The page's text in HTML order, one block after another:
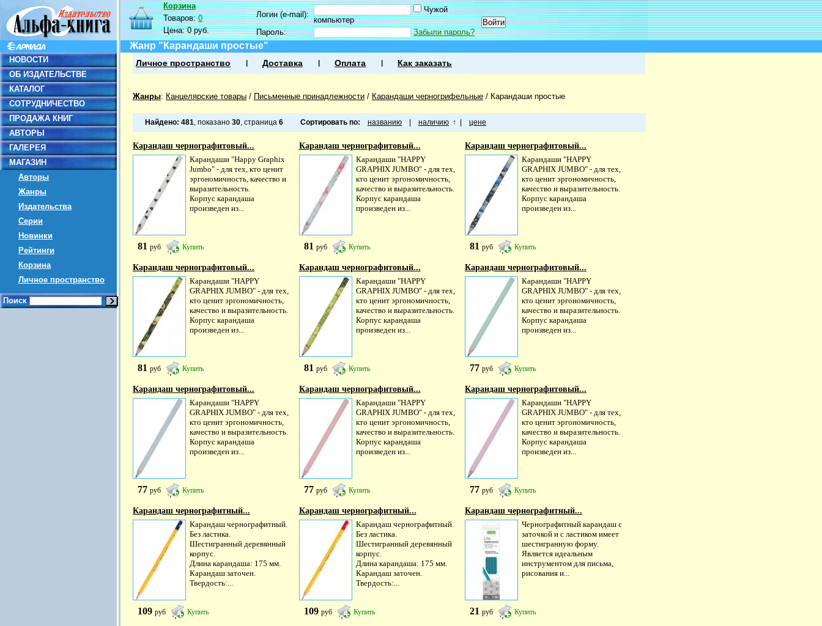
НОВОСТИ
ОБ ИЗДАТЕЛЬСТВЕ
КАТАЛОГ
СОТРУДНИЧЕСТВО
ПРОДАЖА КНИГ
АВТОРЫ
ГАЛЕРЕЯ
МАГАЗИН
Авторы
Жанры
Издательства
Серии
Новинки
Рейтинги
Корзина
Личное пространство
Поиск
Корзина
Товаров:0
Цена:0 руб.
Логин (e-mail):
Чужой
компьютер
Пароль:
Забыли пароль?
Жанр "Карандаши простые"
Личное пространство Доставка Оплата Как заказать
Жанры: Канцелярские товары / Письменные принадлежности / Карандаши черногрифельные / Карандаши простые
Найдено: 481, показано 30, страница 6 Сортировать по: названию наличию ↑ цене
Карандаш чернографитовый...
Карандаши "Happy Graphix
Jumbo" - для тех, кто ценит
эргономичность, качество и
выразительность.
Корпус карандаша
произведен из...
81 руб Купить
Карандаш чернографитовый...
Карандаши "HAPPY
GRAPHIX JUMBO" - для тех,
кто ценит эргономичность,
качество и выразительность.
Корпус карандаша
произведен из...
81 руб Купить
Карандаш чернографитовый...
Карандаши "HAPPY
GRAPHIX JUMBO" - для тех,
кто ценит эргономичность,
качество и выразительность.
Корпус карандаша
произведен из...
81руб Купить
Карандаш чернографитовый...
Карандаши "HAPPY
GRAPHIX JUMBO" - для тех,
кто ценит эргономичность,
качество и выразительность.
Корпус карандаша
произведен из...
81 руб Купить
Карандаш чернографитовый...
Карандаши "HAPPY
GRAPHIX JUMBO" - для тех,
кто ценит эргономичность,
качество и выразительность.
Корпус карандаша
произведен из...
81 руб Купить
Карандаш чернографитовый...
Карандаши "HAPPY
GRAPHIX JUMBO" - для тех,
кто ценит эргономичность,
качество и выразительность.
Корпус карандаша
произведен из...
77руб Купить
Карандаш чернографитовый...
Карандаши "HAPPY
GRAPHIX JUMBO" - для тех,
кто ценит эргономичность,
качество и выразительность.
Корпус карандаша
произведен из...
77 руб Купить
Карандаш чернографитовый...
Карандаши "HAPPY
GRAPHIX JUMBO" - для тех,
кто ценит эргономичность,
качество и выразительность.
Корпус карандаша
произведен из...
77 руб Купить
Карандаш чернографитовый...
Карандаши "HAPPY
GRAPHIX JUMBO" - для тех,
кто ценит эргономичность,
качество и выразительность.
Корпус карандаша
произведен из...
77руб Купить
Карандаш чернографитный...
Карандаш чернографитный.
Без ластика.
Шестигранный деревянный
корпус.
Длина карандаша: 175 мм.
Карандаш заточен.
Твердость:...
109 руб Купить
Карандаш чернографитный...
Карандаш чернографитный.
Без ластика.
Шестигранный деревянный
корпус.
Длина карандаша: 175 мм.
Карандаш заточен.
Твердость:...
109 руб Купить
Карандаш чернографитный...
Чернографитный карандаш с
заточкой и с ластиком имеет
шестигранную форму.
Является идеальным
инструментом для письма,
рисования и...
21руб Купить